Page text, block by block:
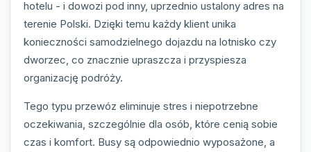
hotelu - i dowozi pod inny, uprzednio ustalony adres na
terenie Polski. Dzięki temu każdy klient unika
konieczności samodzielnego dojazdu na lotnisko czy
dworzec, co znacznie upraszcza i przyspiesza
organizację podróży.
Tego typu przewóz eliminuje stres i niepotrzebne
oczekiwania, szczególnie dla osób, które cenią sobie
czas i komfort. Busy są odpowiednio wyposażone, a